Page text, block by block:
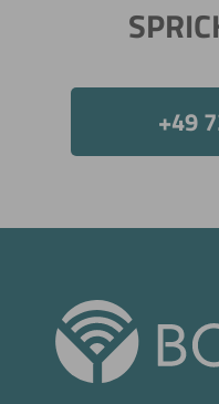
+49